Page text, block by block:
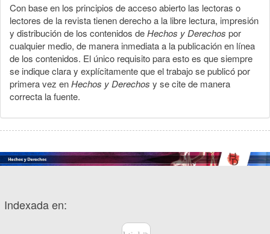
Con base en los principios de acceso abierto las lectoras o
lectores de la revista tienen derecho a la libre lectura, impresión
y distribución de los contenidos deHechos y Derechos por
cualquier medio, de manera inmediata a la publicación en línea
de los contenidos. El único requisito para esto es que siempre
se indique clara y explícitamente que el trabajo se publicó por
primera vez enHechos y Derechos y se cite de manera
correcta la fuente.
Indexada en: